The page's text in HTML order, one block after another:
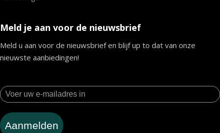
Meld je aan voor de nieuwsbrief
Meld u aan voor de nieuwsbrief en blijf up to dat van onze
nieuwste aanbiedingen!
Aanmelden